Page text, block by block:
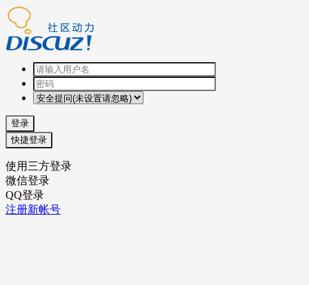
登录
快捷登录
使用三方登录
微信登录
QQ登录
注册新帐号